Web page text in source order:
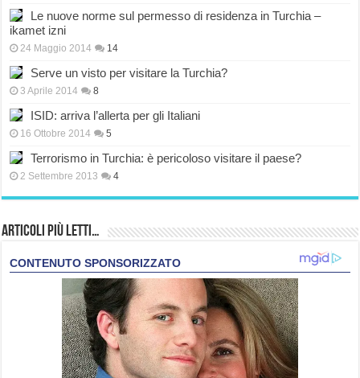
Le nuove norme sul permesso di residenza in Turchia –
ikamet izni
24 Maggio 2014 14
Serve un visto per visitare la Turchia?
3 Aprile 2014 8
ISID: arriva l’allerta per gli Italiani
16 Ottobre 2014 5
Terrorismo in Turchia: è pericoloso visitare il paese?
2 Settembre 2013 4
Articoli più Letti…